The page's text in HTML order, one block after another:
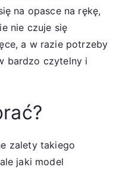
na opasce na rękę,
nie czuje się
a w razie potrzeby
bardzo czytelny i
zalety takiego
jaki model